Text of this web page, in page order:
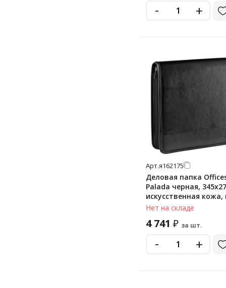
- +
Арт.я162175
Деловая папка
Palada черная,
искусственная кожа,
молнии, блокнот
Нет на складе
4 741 ₽ за шт.
- +